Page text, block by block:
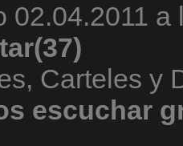
02.04.2011 a
Carteles y
escuchar